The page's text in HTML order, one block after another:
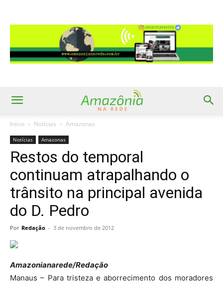
Início Notícias Amazonas
Notícias Amazonas
Restos do temporal
continuam atrapalhando o
trânsito na principal avenida
do D. Pedro
Por Redação - 3 de novembro de 2012
Amazonianarede/Redação
Manaus – Para tristeza e aborrecimento dos moradores